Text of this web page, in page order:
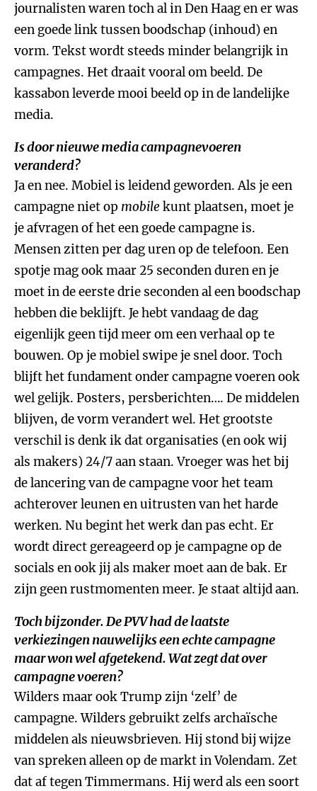
journalisten waren toch al in Den Haag en er was
een goede link tussen boodschap (inhoud) en
vorm. Tekst wordt steeds minder belangrijk in
campagnes. Het draait vooral om beeld. De
kassabon leverde mooi beeld op in de landelijke
media.
Is door nieuwe media campagnevoeren
veranderd?
Ja en nee. Mobiel is leidend geworden. Als je een
campagne niet op mobile kunt plaatsen, moet je
je afvragen of het een goede campagne is.
Mensen zitten per dag uren op de telefoon. Een
spotje mag ook maar 25 seconden duren en je
moet in de eerste drie seconden al een boodschap
hebben die beklijft. Je hebt vandaag de dag
eigenlijk geen tijd meer om een verhaal op te
bouwen. Op je mobiel swipe je snel door. Toch
blijft het fundament onder campagne voeren ook
wel gelijk. Posters, persberichten…. De middelen
blijven, de vorm verandert wel. Het grootste
verschil is denk ik dat organisaties (en ook wij
als makers) 24/7 aan staan. Vroeger was het bij
de lancering van de campagne voor het team
achterover leunen en uitrusten van het harde
werken. Nu begint het werk dan pas echt. Er
wordt direct gereageerd op je campagne op de
socials en ook jij als maker moet aan de bak. Er
zijn geen rustmomenten meer. Je staat altijd aan.
Toch bijzonder. De PVV had de laatste
verkiezingen nauwelijks een echte campagne
maar won wel afgetekend. Wat zegt dat over
campagne voeren?
Wilders maar ook Trump zijn ‘zelf’ de
campagne. Wilders gebruikt zelfs archaïsche
middelen als nieuwsbrieven. Hij stond bij wijze
van spreken alleen op de markt in Volendam. Zet
dat af tegen Timmermans. Hij werd als een soort